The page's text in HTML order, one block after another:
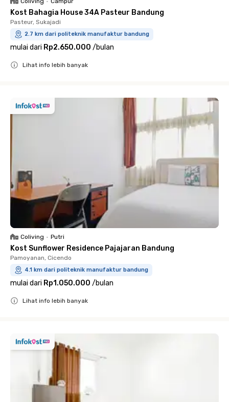
Kost Bahagia House 34A Pasteur Bandung
Pasteur, Sukajadi
2.7 km dari politeknik manufaktur bandung
mulai dari Rp2.650.000 /bulan
Lihat info lebih banyak
Coliving • Putri
Kost Sunflower Residence Pajajaran Bandung
Pamoyanan, Cicendo
4.1 km dari politeknik manufaktur bandung
mulai dari Rp1.050.000 /bulan
Lihat info lebih banyak